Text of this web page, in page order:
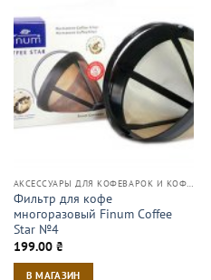
Фильтр для кофе
многоразовый Finum Coffee
Star №4
199.00 ₴
В МАГАЗИН